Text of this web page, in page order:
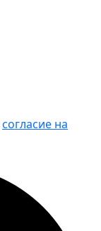
согласие на